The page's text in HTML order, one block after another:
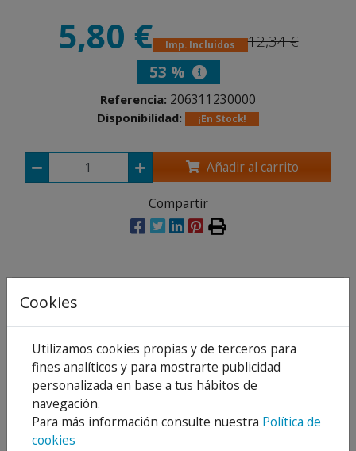
5,80 € Imp. Incluidos
12,34 €
53 %
Referencia: 206311230000
Disponibilidad: ¡En Stock!
Añadir al carrito
Compartir
Detalles
Adjuntos
Opiniones
Este trincaje consta de un aparato tensor con cinta
cosida con un terminal de gancho abierto y de otro
Cookies
Utilizamos cookies propias y de terceros para
fines analíticos y para mostrarte publicidad
personalizada en base a tus hábitos de
navegación.
Para más información consulte nuestra Política de
cookies